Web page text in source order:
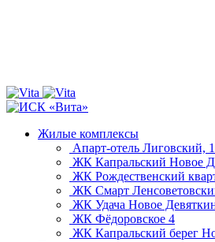
Жилые комплексы
Апарт-отель Лиговский,
ЖК Капральский Новое
ЖК Рождественский
ЖК Смарт
ЖК Удача Новое
ЖК Фёдоровское 4
ЖК Капральский берег